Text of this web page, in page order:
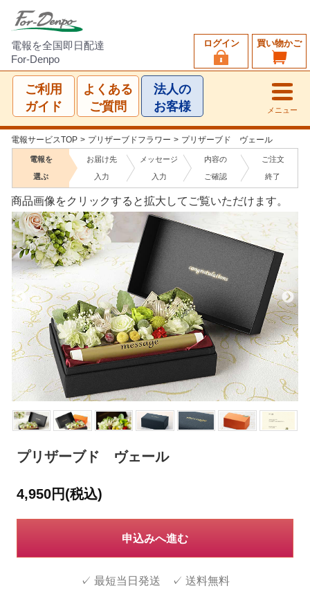
電報を全国即日配達
For-Denpo
買い物かご
ログイン
ご利用
ガイド
よくある
ご質問
法人の
お客様
メニュー
電報サービスTOP > プリザーブドフラワー > プリザーブド ヴェール
電報を
選ぶ
お届け先
入力
メッセージ
入力
内容の
ご確認
ご注文
終了
商品画像をクリックすると拡大してご覧いただけます。
プリザーブド ヴェール
4,950円(税込)
申込みへ進む
✓ 最短当日発送 ✓ 送料無料